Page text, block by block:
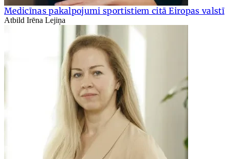
Medicīnas pakalpojumi sportistiem citā Eiropas valstī
Atbild Irēna Lejiņa